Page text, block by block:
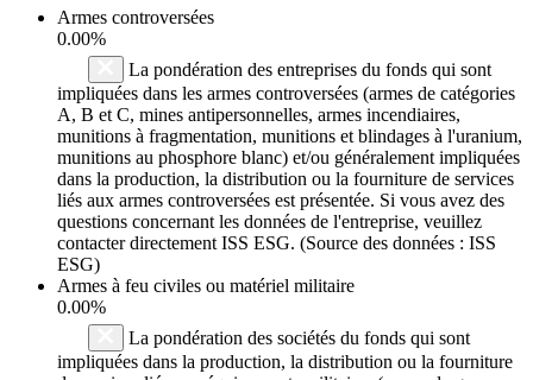
Armes controversées
0.00%
La pondération des entreprises du fonds qui sont
impliquées dans les armes controversées (armes de catégories
A, B et C, mines antipersonnelles, armes incendiaires,
munitions à fragmentation, munitions et blindages à l'uranium,
munitions au phosphore blanc) et/ou généralement impliquées
dans la production, la distribution ou la fourniture de services
liés aux armes controversées est présentée. Si vous avez des
questions concernant les données de l'entreprise, veuillez
contacter directement ISS ESG. (Source des données : ISS
ESG)
Armes à feu civiles ou matériel militaire
0.00%
La pondération des sociétés du fonds qui sont
impliquées dans la production, la distribution ou la fourniture